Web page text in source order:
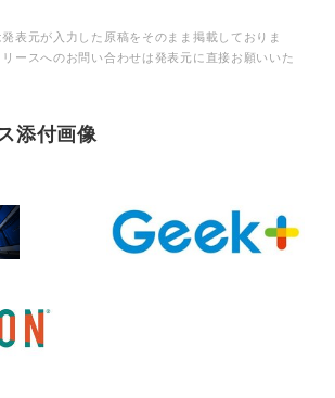
表元が入力した原稿をそのまま掲載しておりま
ースへのお問い合わせは発表元に直接お願いいた
添付画像